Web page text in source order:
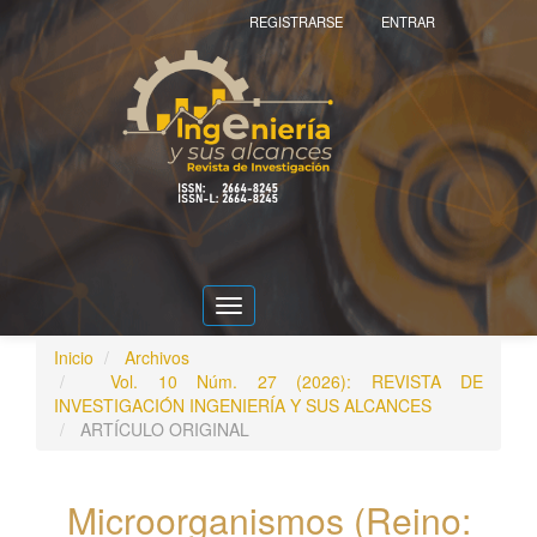
Navegación
principal
Contenido
lateral
REGISTRARSE ENTRAR
Toggle
navigation
Inicio
Archivos
Vol. 10 Núm. 27 (2026): REVISTA DE
INVESTIGACIÓN INGENIERÍA Y SUS ALCANCES
ARTÍCULO ORIGINAL
Microorganismos (Reino: